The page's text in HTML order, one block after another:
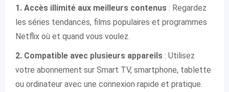
1. Accès illimité aux meilleurs contenus : Regardez
les séries tendances, films populaires et programmes
Netflix où et quand vous voulez.
2. Compatible avec plusieurs appareils : Utilisez
votre abonnement sur Smart TV, smartphone, tablette
ou ordinateur avec une connexion rapide et pratique.